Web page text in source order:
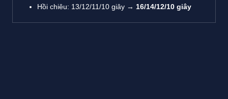
Hồi chiêu: 13/12/11/10 giây → 16/14/12/10 giây